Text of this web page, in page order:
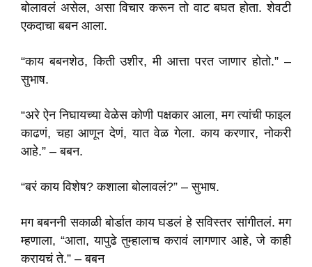
बोलावलं असेल, असा विचार करून तो वाट बघत होता. शेवटी
एकदाचा बबन आला.
“काय बबनशेठ, किती उशीर, मी आत्ता परत जाणार होतो.” –
सुभाष.
“अरे ऐन निघायच्या वेळेस कोणी पक्षकार आला, मग त्यांची फाइल
काढणं, चहा आणून देणं, यात वेळ गेला. काय करणार, नोकरी
आहे.” – बबन.
“बरं काय विशेष? कशाला बोलावलं?” – सुभाष.
मग बबननी सकाळी बोर्डात काय घडलं हे सविस्तर सांगीतलं. मग
म्हणाला, “आता, यापुढे तुम्हालाच करावं लागणार आहे, जे काही
करायचं ते.” – बबन